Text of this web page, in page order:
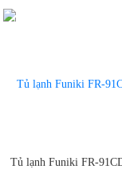
-15%
Tủ lạnh Funiki FR-